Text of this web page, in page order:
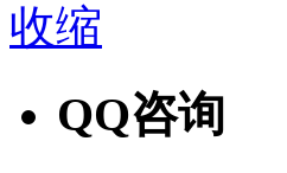
收缩
QQ咨询